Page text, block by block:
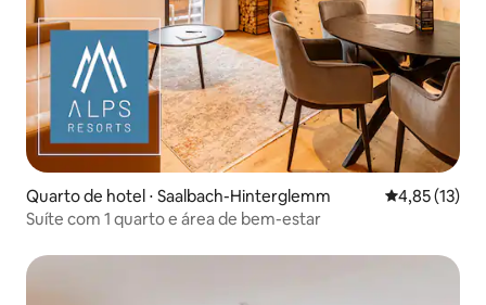
Quarto de hotel ⋅ Saalbach-Hinterglemm 4,85 de uma
4,85 (13)
Suíte com 1 quarto e área de bem-estar